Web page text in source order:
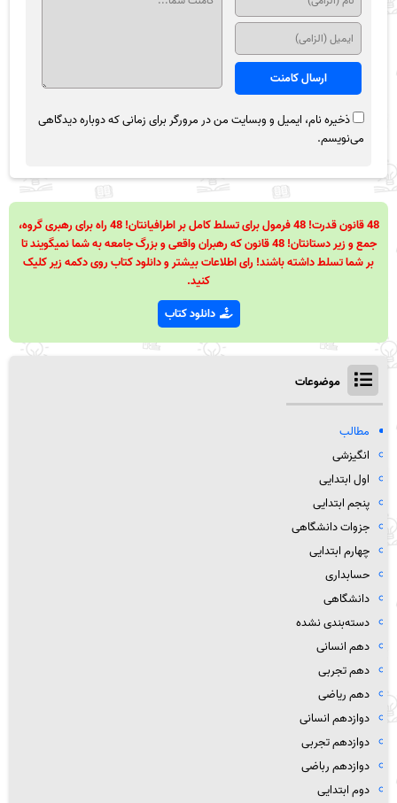
ذخیره نام، ایمیل و وبسایت من در مرورگر برای زمانی که دوباره دیدگاهی
می‌نویسم.
48 قانون قدرت! 48 فرمول برای تسلط کامل بر اطرافیانتان! 48 راه برای رهبری گروه،
جمع و زیر دستانتان! 48 قانون که رهبران واقعی و بزرگ جامعه به شما نمیگویند تا
بر شما تسلط داشته باشند! رای اطلاعات بیشتر و دانلود کتاب روی دکمه زیر کلیک
کنید.
دانلود کتاب
موضوعات
مطالب
انگیزشی
اول ابتدایی
پنجم ابتدایی
جزوات دانشگاهی
چهارم ابتدایی
حسابداری
دانشگاهی
دسته‌بندی نشده
دهم انسانی
دهم تجربی
دهم ریاضی
دوازدهم انسانی
دوازدهم تجربی
دوازدهم رباضی
دوم ابتدایی